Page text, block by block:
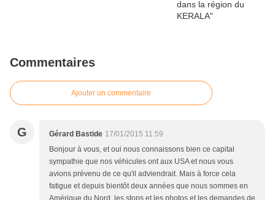
Commentaires
Ajouter un commentaire
G Gérard Bastide 17/01/2015 11:59
Bonjour à vous, et oui nous connaissons bien ce capital
sympathie que nos véhicules ont aux USA et nous vous
avions prévenu de ce qu'il adviendrait. Mais à force cela
fatigue et depuis bientôt deux années que nous sommes en
Amérique du Nord, les stops et les photos et les demandes de